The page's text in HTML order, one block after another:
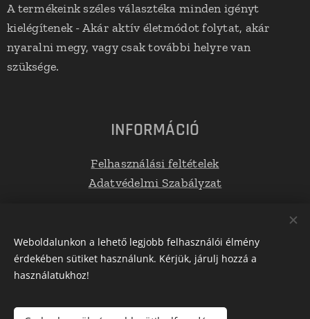
A termékeink széles választéka minden igényt
kielégítenek - Akár aktív életmódot folytat, akár
nyaralni megy, vagy csak további helyre van
szüksége.
INFORMÁCIÓ
Felhasználási feltételek
Adatvédelmi Szabályzat
Elérhetőségek
Weboldalunkon a lehető legjobb felhasználói élmény
érdekében sütiket használunk. Kérjük, járulj hozzá a
használatukhoz!